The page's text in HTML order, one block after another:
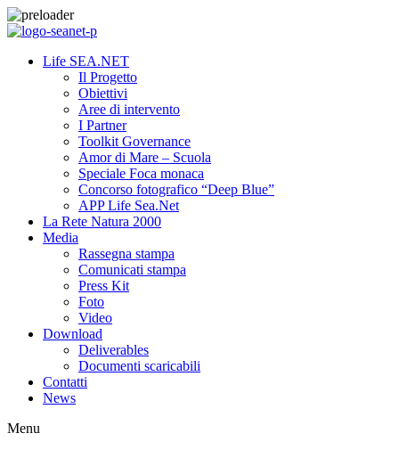
Life SEA.NET
Il Progetto
Obiettivi
Aree di intervento
I Partner
Toolkit Governance
Amor di Mare – Scuola
Speciale Foca monaca
Concorso fotografico “Deep Blue”
APP Life Sea.Net
La Rete Natura 2000
Media
Rassegna stampa
Comunicati stampa
Press Kit
Foto
Video
Download
Deliverables
Documenti scaricabili
Contatti
News
Menu